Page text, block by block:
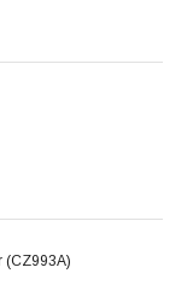
(CZ993A)